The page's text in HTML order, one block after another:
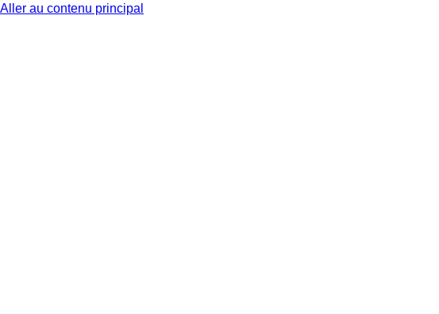
Aller au contenu principal